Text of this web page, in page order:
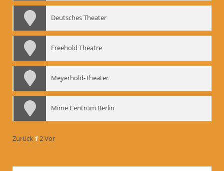
Deutsches Theater
Freehold Theatre
Meyerhold-Theater
Mime Centrum Berlin
Zurück 12Vor